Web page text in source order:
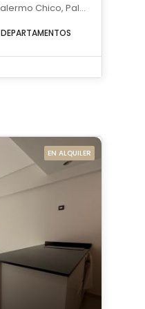
Figueroa Alcorta 3501 - Palermo Chico, Palermo Chico, Capital Federal
DEPARTAMENTOS
EN ALQUILER